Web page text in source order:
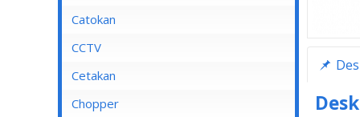
Blender Kirin
Blender Maspion
Blender Miyako
MCB 1 Pole
MCB 2 Pole
MCB 3 Pole
MCB 4 Pole
Catokan
CCTV
DVR
Cetakan
Chopper